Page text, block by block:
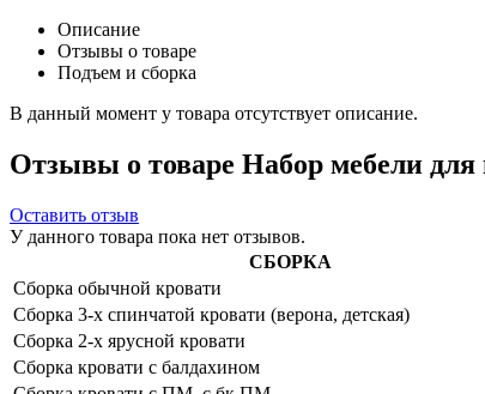
Описание
Отзывы о товаре
Подъем и сборка
В данный момент у товара отсутствует описание.
Отзывы о товаре Набор мебели для
Оставить отзыв
У данного товара пока нет отзывов.
СБОРКА
Сборка обычной кровати
Сборка 3-х спинчатой кровати (верона, детская)
Сборка 2-х ярусной кровати
Сборка кровати с балдахином